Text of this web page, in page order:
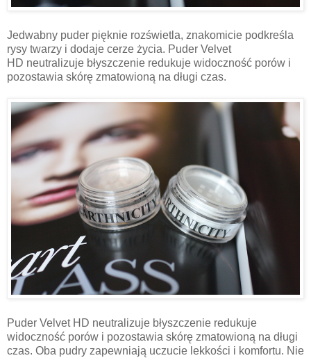
Jedwabny puder pięknie rozświetla, znakomicie podkreśla
rysy twarzy i dodaje cerze życia. Puder Velvet
HD neutralizuje błyszczenie redukuje widoczność porów i
pozostawia skórę zmatowioną na długi czas.
Puder Velvet HD neutralizuje błyszczenie redukuje
widoczność porów i pozostawia skórę zmatowioną na długi
czas. Oba pudry zapewniają uczucie lekkości i komfortu. Nie